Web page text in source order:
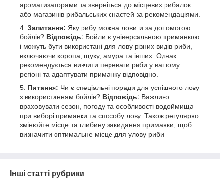
ароматизаторами та зверніться до місцевих рибалок
або магазинів рибальських снастей за рекомендаціями.
Запитання: Яку рибу можна ловити за допомогою
бойлів? Відповідь: Бойли є універсальною приманкою
і можуть бути використані для лову різних видів риби,
включаючи коропа, щуку, амура та інших. Однак
рекомендується вивчити переваги риби у вашому
регіоні та адаптувати приманку відповідно.
Питання: Чи є спеціальні поради для успішного лову
з використанням бойлів? Відповідь: Важливо
враховувати сезон, погоду та особливості водоймища
при виборі приманки та способу лову. Також регулярно
змінюйте місце та глибину закидання приманки, щоб
визначити оптимальне місце для улову риби.
Інші статті рубрики